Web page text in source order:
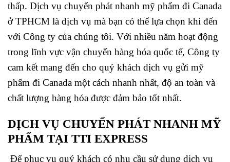
thấp. Dịch vụ chuyển phát nhanh mỹ phẩm đi Canada
ở TPHCM là dịch vụ mà bạn có thể lựa chọn khi đến
với Công ty của chúng tôi. Với nhiều năm hoạt động
trong lĩnh vực vận chuyển hàng hóa quốc tế, Công ty
cam kết mang đến cho quý khách dịch vụ gửi mỹ
phẩm đi Canada một cách nhanh nhất, độ an toàn và
chất lượng hàng hóa được đảm bảo tốt nhất.
DỊCH VỤ CHUYỂN PHÁT NHANH MỸ
PHẨM TẠI TTI EXPRESS
Để phục vụ quý khách có nhu cầu sử dụng dịch vụ